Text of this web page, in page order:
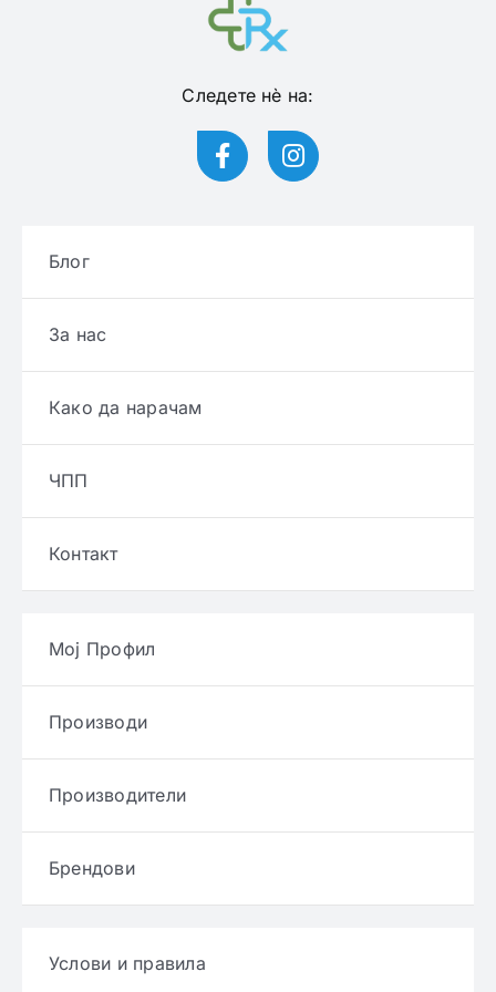
Следете нѐ на:
Блог
За нас
Како да нарачам
ЧПП
Контакт
Мој Профил
Производи
Производители
Брендови
Услови и правила